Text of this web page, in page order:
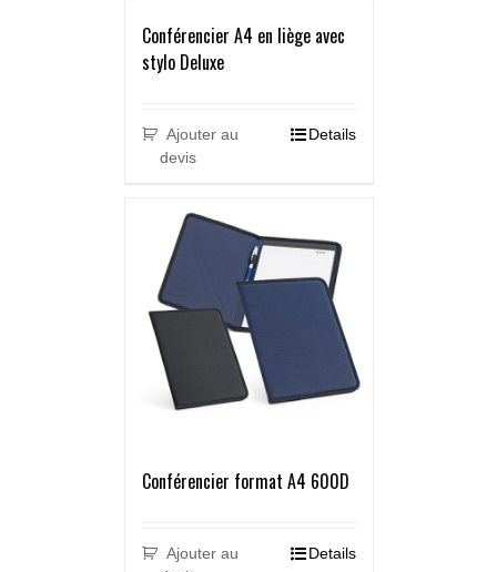
Conférencier A4 en liège avec
stylo Deluxe
Ajouter au
devis
Details
Conférencier format A4 600D
Ajouter au
Details